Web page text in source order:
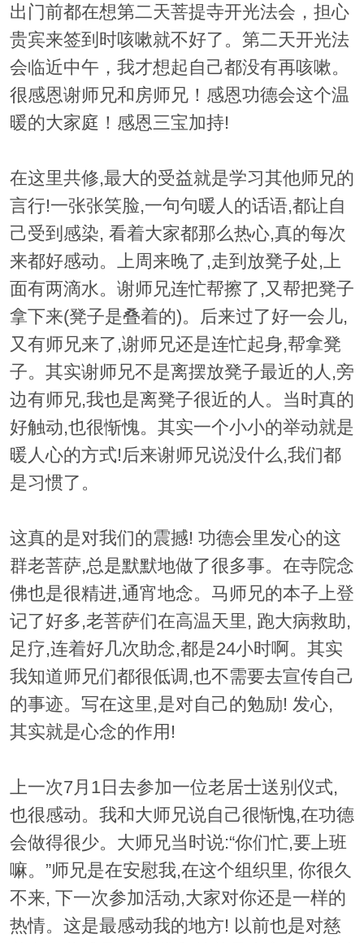
出门前都在想第二天菩提寺开光法会，担心
贵宾来签到时咳嗽就不好了。第二天开光法
会临近中午，我才想起自己都没有再咳嗽。
很感恩谢师兄和房师兄！感恩功德会这个温
暖的大家庭！感恩三宝加持!
在这里共修,最大的受益就是学习其他师兄的
言行!一张张笑脸,一句句暖人的话语,都让自
己受到感染, 看着大家都那么热心,真的每次
来都好感动。上周来晚了,走到放凳子处,上
面有两滴水。谢师兄连忙帮擦了,又帮把凳子
拿下来(凳子是叠着的)。后来过了好一会儿,
又有师兄来了,谢师兄还是连忙起身,帮拿凳
子。其实谢师兄不是离摆放凳子最近的人,旁
边有师兄,我也是离凳子很近的人。当时真的
好触动,也很惭愧。其实一个小小的举动就是
暖人心的方式!后来谢师兄说没什么,我们都
是习惯了。
这真的是对我们的震撼! 功德会里发心的这
群老菩萨,总是默默地做了很多事。在寺院念
佛也是很精进,通宵地念。马师兄的本子上登
记了好多,老菩萨们在高温天里, 跑大病救助,
足疗,连着好几次助念,都是24小时啊。其实
我知道师兄们都很低调,也不需要去宣传自己
的事迹。写在这里,是对自己的勉励! 发心,
其实就是心念的作用!
上一次7月1日去参加一位老居士送别仪式,
也很感动。我和大师兄说自己很惭愧,在功德
会做得很少。大师兄当时说:“你们忙,要上班
嘛。”师兄是在安慰我,在这个组织里, 你很久
不来, 下一次参加活动,大家对你还是一样的
热情。这是最感动我的地方! 以前也是对慈